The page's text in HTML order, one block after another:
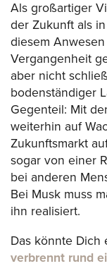
Als großartiger
der Zukunft als
diesem
Vergangenheit
aber nicht
bodenständiger
Gegenteil: Mit
weiterhin auf
Zukunftsmarkt
sogar von einer
bei anderen
Bei Musk muss
ihn realisiert.
Das könnte Dich
verbrennt rund